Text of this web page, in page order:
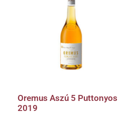
Oremus Aszú 5 Puttonyos
2019